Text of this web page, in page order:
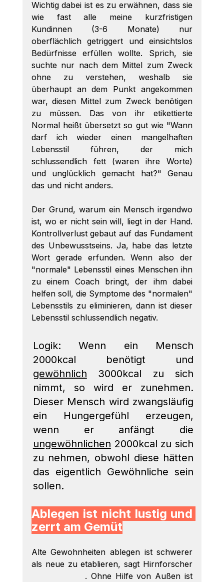
Wichtig dabei ist es zu erwähnen, dass sie
wie fast alle meine kurzfristigen
Kundinnen (3-6 Monate) nur
oberflächlich getriggert und einsichtslos
Bedürfnisse erfüllen wollte. Sprich, sie
suchte nur nach dem Mittel zum Zweck
ohne zu verstehen, weshalb sie
überhaupt an dem Punkt angekommen
war, diesen Mittel zum Zweck benötigen
zu müssen. Das von ihr etikettierte
Normal heißt übersetzt so gut wie "Wann
darf ich wieder einen mangelhaften
Lebensstil führen, der mich
schlussendlich fett (waren ihre Worte)
und unglücklich gemacht hat?" Genau
das und nicht anders.
Der Grund, warum ein Mensch irgendwo
ist, wo er nicht sein will, liegt in der Hand.
Kontrollverlust gebaut auf das Fundament
des Unbewusstseins. Ja, habe das letzte
Wort gerade erfunden. Wenn also der
"normale" Lebensstil eines Menschen ihn
zu einem Coach bringt, der ihm dabei
helfen soll, die Symptome des "normalen"
Lebensstils zu eliminieren, dann ist dieser
Lebensstil schlussendlich negativ.
Logik: Wenn ein Mensch
gewöhnlich 3000kcal zu sich
nimmt, so wird er zunehmen.
Dieser Mensch wird zwangsläufig
ein Hungergefühl erzeugen,
ungewöhnlichen 2000kcal zu sich
zu nehmen, obwohl diese hätten
das eigentlich Gewöhnliche sein
sollen.
Ablegen ist nicht lustig und
zerrt am Gemüt
Alte Gewohnheiten ablegen ist schwerer
. Ohne Hilfe von Außen ist